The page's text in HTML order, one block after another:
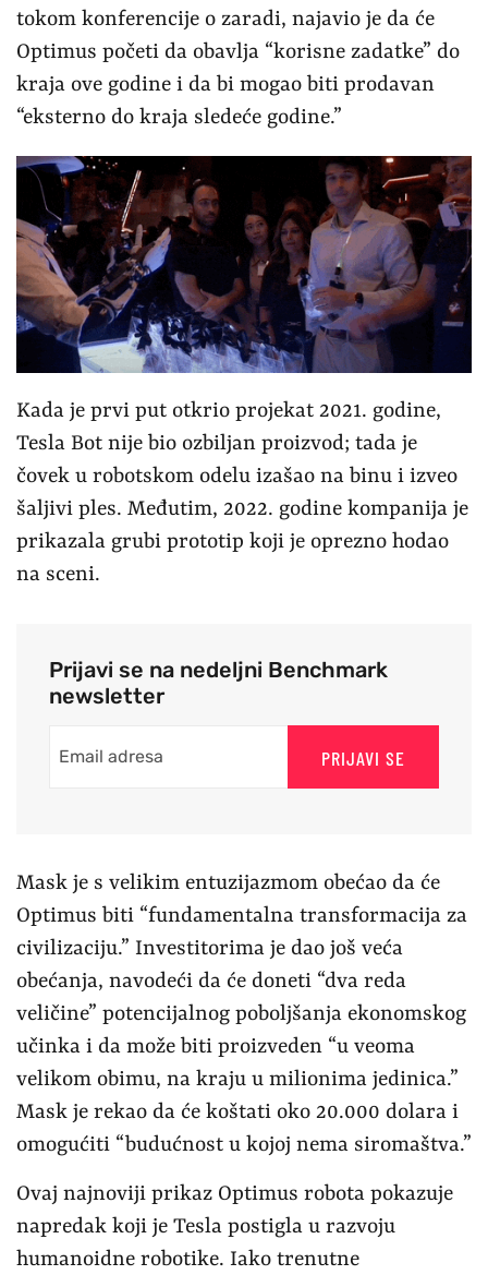
tokom konferencije o zaradi, najavio je da će
Optimus početi da obavlja “korisne zadatke” do
kraja ove godine i da bi mogao biti prodavan
“eksterno do kraja sledeće godine.”
Kada je prvi put otkrio projekat 2021. godine,
Tesla Bot nije bio ozbiljan proizvod; tada je
čovek u robotskom odelu izašao na binu i izveo
šaljivi ples. Međutim, 2022. godine kompanija je
prikazala grubi prototip koji je oprezno hodao
na sceni.
Prijavi se na nedeljni Benchmark
newsletter
PRIJAVI SE
Mask je s velikim entuzijazmom obećao da će
Optimus biti “fundamentalna transformacija za
civilizaciju.” Investitorima je dao još veća
obećanja, navodeći da će doneti “dva reda
veličine” potencijalnog poboljšanja ekonomskog
učinka i da može biti proizveden “u veoma
velikom obimu, na kraju u milionima jedinica.”
Mask je rekao da će koštati oko 20.000 dolara i
omogućiti “budućnost u kojoj nema siromaštva.”
Ovaj najnoviji prikaz Optimus robota pokazuje
napredak koji je Tesla postigla u razvoju
humanoidne robotike. Iako trenutne